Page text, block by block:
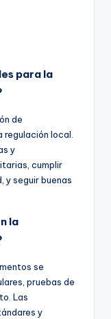
para la
de
regulación local.
y
cumplir
y seguir buenas
la
se
pruebas de
Las
y